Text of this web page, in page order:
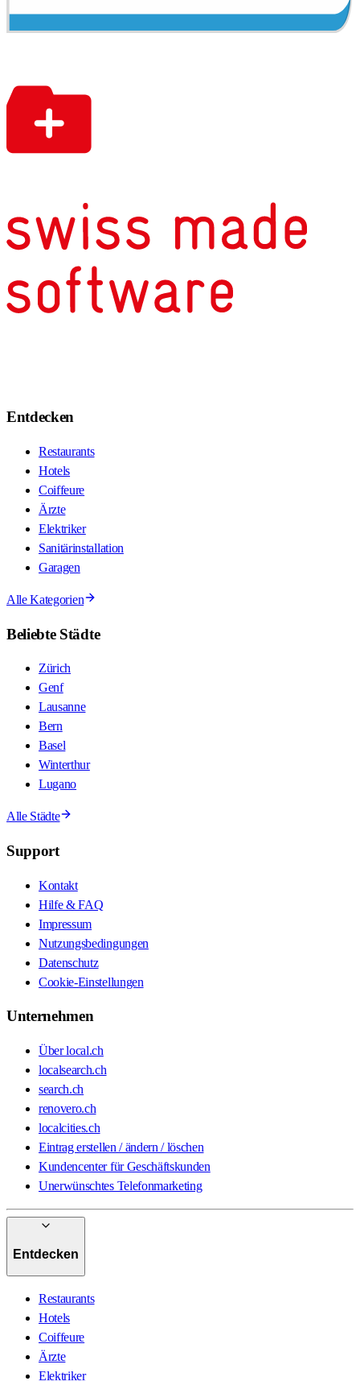
Entdecken
Restaurants
Hotels
Coiffeure
Ärzte
Elektriker
Sanitärinstallation
Garagen
Alle Kategorien
Beliebte Städte
Zürich
Genf
Lausanne
Bern
Basel
Winterthur
Lugano
Alle Städte
Support
Kontakt
Hilfe & FAQ
Impressum
Nutzungsbedingungen
Datenschutz
Cookie-Einstellungen
Unternehmen
Über local.ch
localsearch.ch
search.ch
renovero.ch
localcities.ch
Eintrag erstellen / ändern / löschen
Kundencenter für Geschäftskunden
Unerwünschtes Telefonmarketing
Entdecken
Restaurants
Hotels
Coiffeure
Ärzte
Elektriker